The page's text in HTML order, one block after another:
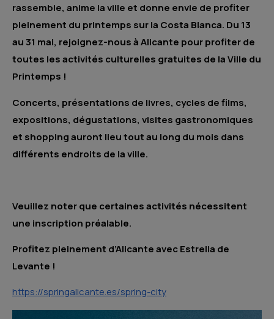
rassemble, anime la ville et donne envie de profiter
pleinement du printemps sur la Costa Blanca. Du 13
au 31 mai, rejoignez-nous à Alicante pour profiter de
toutes les activités culturelles gratuites de la Ville du
Printemps !
Concerts, présentations de livres, cycles de films,
expositions, dégustations, visites gastronomiques
et shopping auront lieu tout au long du mois dans
différents endroits de la ville.
Veuillez noter que certaines activités nécessitent
une inscription préalable.
Profitez pleinement d’Alicante avec Estrella de
Levante !
https://springalicante.es/spring-city